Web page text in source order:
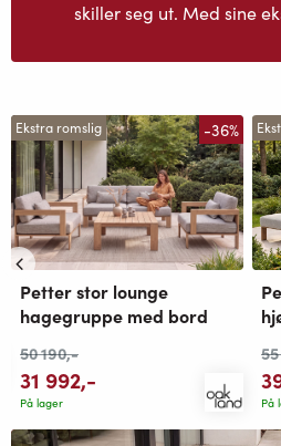
skiller seg ut. Med sine
Ekstra romslig -36%
Petter stor lounge
hagegruppe med bord
50 190,-
31 992,-
På lager På